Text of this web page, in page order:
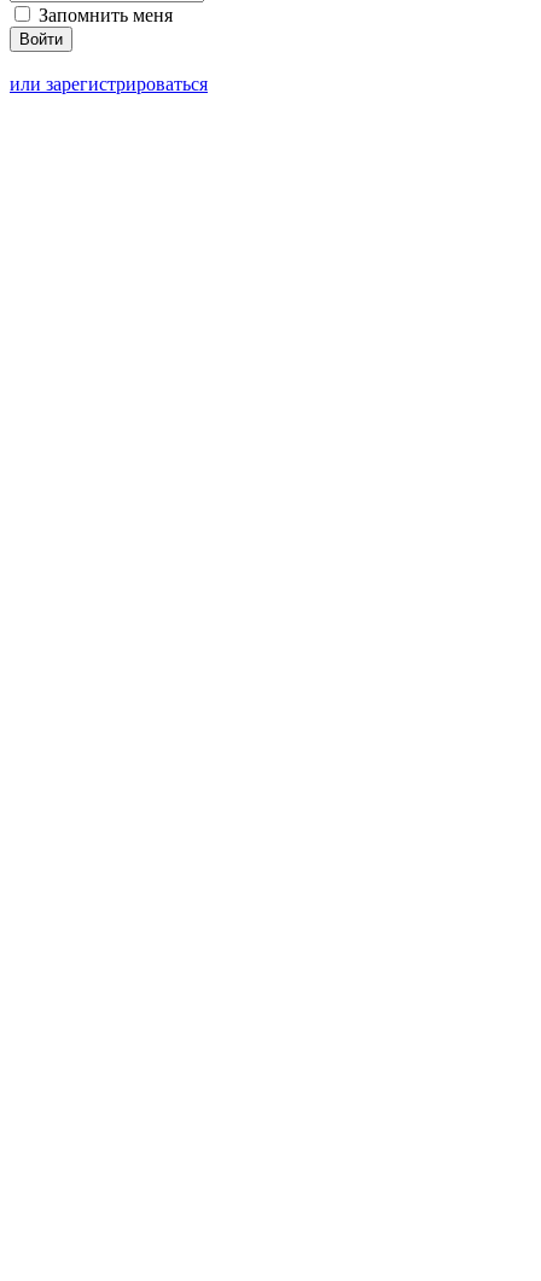
Запомнить меня
или зарегистрироваться